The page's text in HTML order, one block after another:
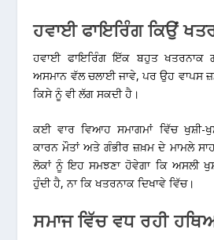
ਹਵਾਈ ਫਾਇਰਿੰਗ ਕਿਉਂ
ਹਵਾਈ ਫਾਇਰਿੰਗ ਇੱਕ ਬਹੁਤ ਖਤਰਨਾਕ
ਅਸਮਾਨ ਵੱਲ ਚਲਾਈ ਜਾਵੇ, ਪਰ ਉਹ ਵਾਪਸ
ਕਿਸੇ ਨੂੰ ਵੀ ਲੱਗ ਸਕਦੀ ਹੈ।
ਕਈ ਵਾਰ ਵਿਆਹ ਸਮਾਗਮਾਂ ਵਿੱਚ ਖੁਸ਼ੀ-
ਕਾਰਨ ਮੌਤਾਂ ਅਤੇ ਗੰਭੀਰ ਜ਼ਖ਼ਮ ਦੇ ਮਾਮਲੇ
ਲੋਕਾਂ ਨੂੰ ਇਹ ਸਮਝਣਾ ਹੋਵੇਗਾ ਕਿ ਅਸਲੀ
ਹੁੰਦੀ ਹੈ, ਨਾ ਕਿ ਖਤਰਨਾਕ ਦਿਖਾਵੇ ਵਿੱਚ।
ਸਮਾਜ ਵਿੱਚ ਵਧ ਰਹੀ